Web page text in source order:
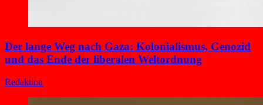
Der lange Weg nach Gaza: Kolonialismus, Genozid
und das Ende der liberalen Weltordnung
Redaktion